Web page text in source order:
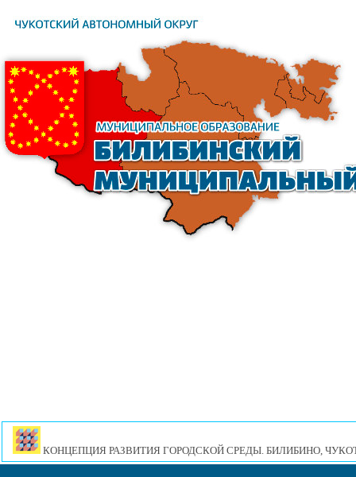
КОНЦЕПЦИЯ РАЗВИТИЯ ГОРОДСКОЙ СРЕДЫ. БИЛИБИНО,